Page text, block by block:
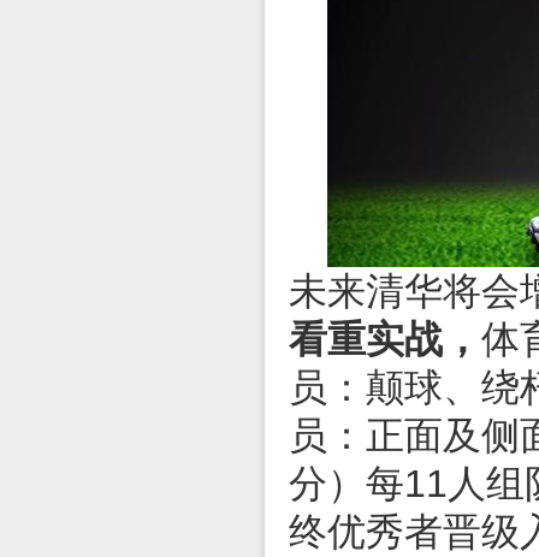
未来清华将会
看重实战， 体
员：颠球、绕
员：正面及侧
分）每11人
终优秀者晋级